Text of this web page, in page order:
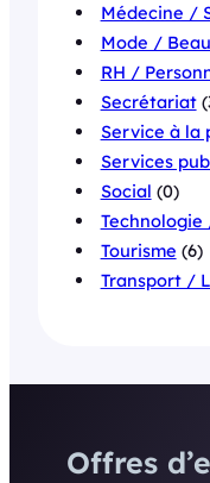
Médecine /
Mode /
RH /
Secrétariat
Service à la
Services
Social (0)
Tourisme (6)
Transport /
Offres